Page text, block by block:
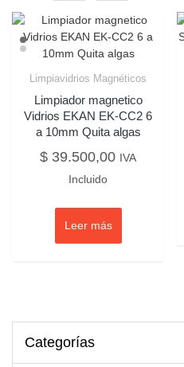
Limpiavidrios Magnéticos
Limpiador magnetico
Vidrios EKAN EK-CC2 6
a 10mm Quita algas
$ 39.500,00 IVA
Incluido
Leer más
Categorías